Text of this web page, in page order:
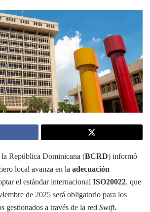
República Dominicana (BCRD) informó
local avanza en la adecuación
el estándar internacional ISO20022, que
de 2025 será obligatorio para los
gestionados a través de la red Swift.